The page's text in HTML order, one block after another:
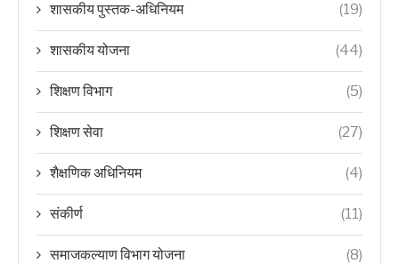
शासकीय पुस्तक-अधिनियम (19)
शासकीय योजना (44)
शिक्षण विभाग (5)
शिक्षण सेवा (27)
शैक्षणिक अधिनियम (4)
संकीर्ण (11)
समाजकल्याण विभाग योजना (8)